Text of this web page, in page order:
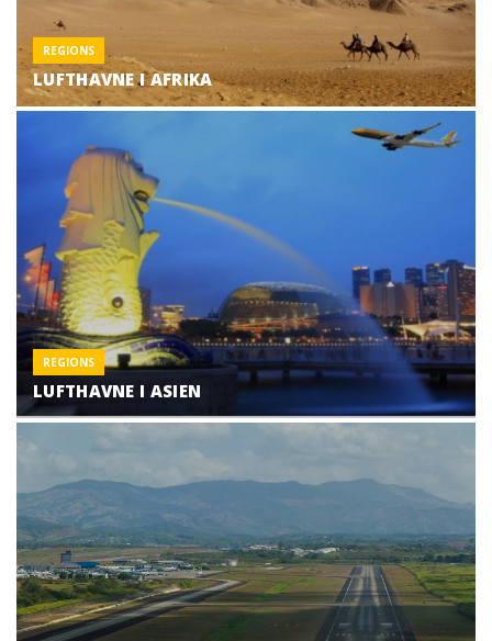
REGIONS
LUFTHAVNE I AFRIKA
REGIONS
LUFTHAVNE I ASIEN